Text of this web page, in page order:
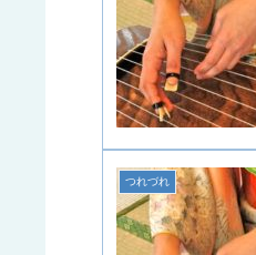
つれづれ